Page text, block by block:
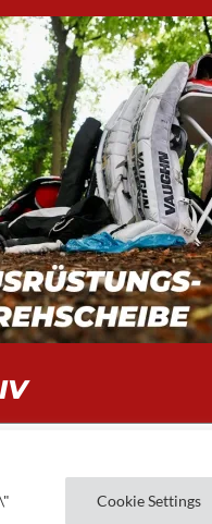
Cookie Settings